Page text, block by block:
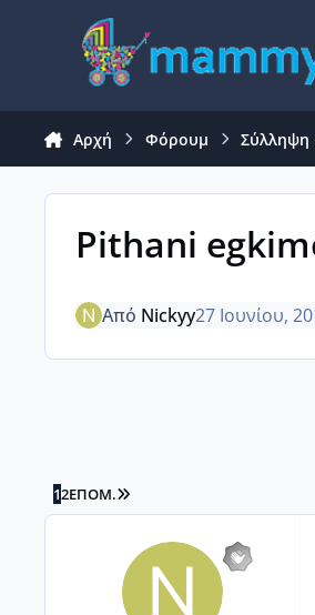
Μετάβαση σε περιεχόμενο
Αρχή Φόρουμ Σύλληψη
Pithani
Από Nickyy27 Ιουνίου,
12ΕΠΌΜ. LAST PAGE